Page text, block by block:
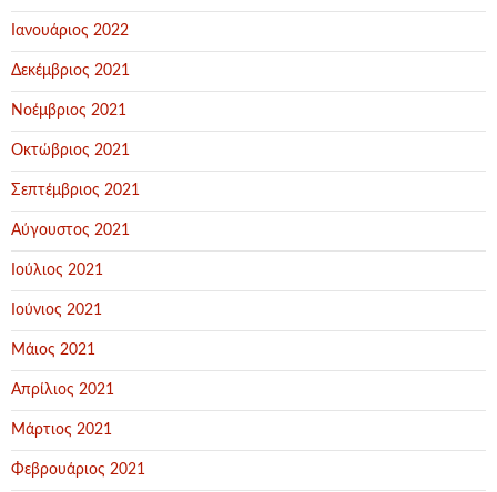
Ιανουάριος 2022
Δεκέμβριος 2021
Νοέμβριος 2021
Οκτώβριος 2021
Σεπτέμβριος 2021
Αύγουστος 2021
Ιούλιος 2021
Ιούνιος 2021
Μάιος 2021
Απρίλιος 2021
Μάρτιος 2021
Φεβρουάριος 2021